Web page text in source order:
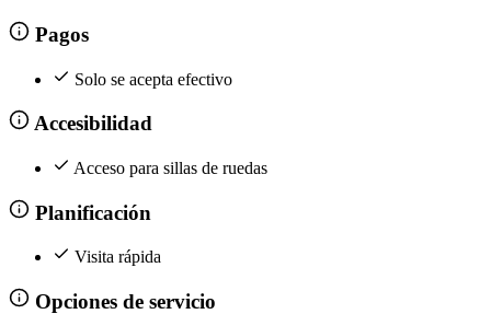
Pagos
Solo se acepta efectivo
Accesibilidad
Acceso para sillas de ruedas
Planificación
Visita rápida
Opciones de servicio